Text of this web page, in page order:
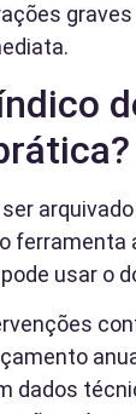
ferramenta
usar o
dados